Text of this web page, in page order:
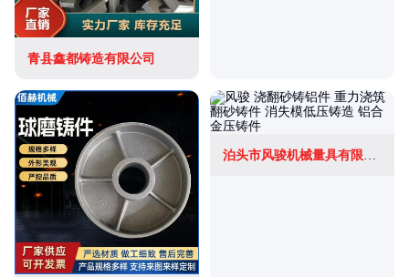
青县鑫都铸造有限公司
泊头市风骏机械量具有限公司